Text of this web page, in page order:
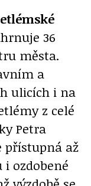
36
města.
a
ulicích i na
z celé
Petra
přístupná až
i ozdobené